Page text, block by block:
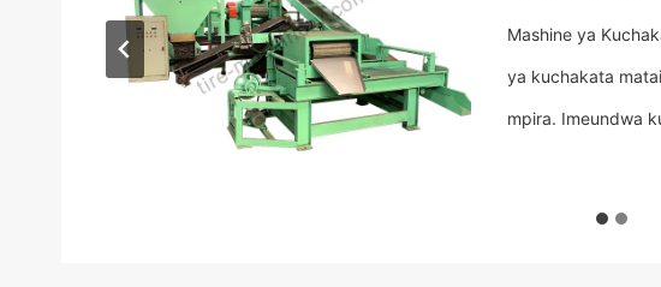
Mashine ya
ya kuchakata
mpira. Imeundwa